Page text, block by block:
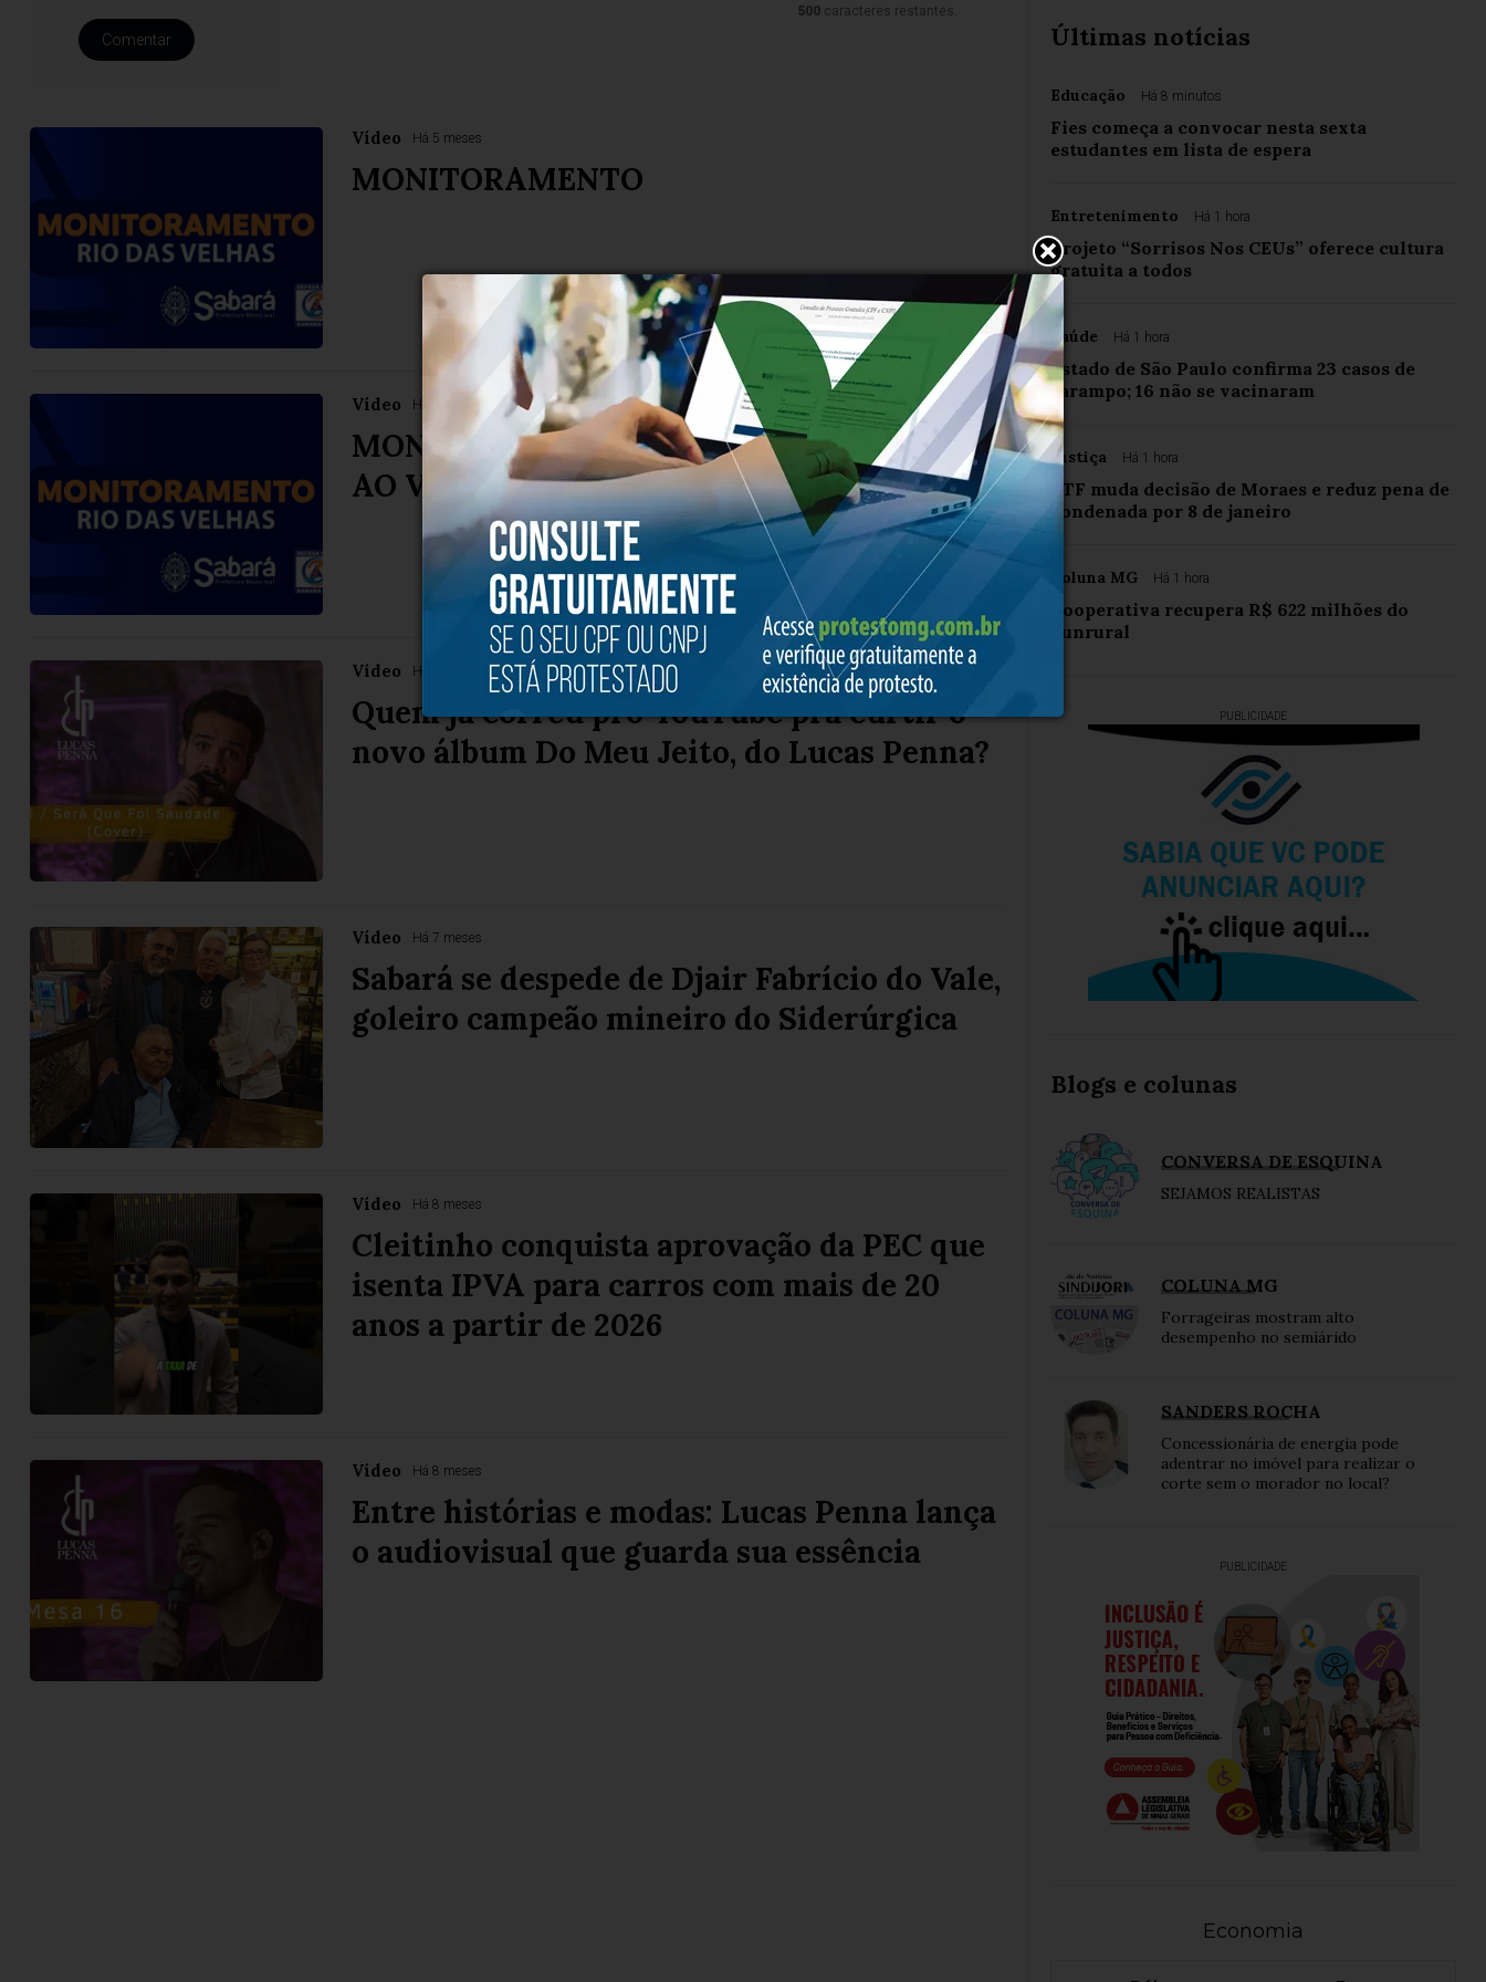
500caracteres restantes.
Comentar
Vídeo Há 5 meses
MONITORAMENTO
Vídeo Há 6 meses
MONITORAMENTO DO RIO DAS VELHAS
AO VIVO
Vídeo Há 7 meses
Quem já correu pro YouTube pra curtir o
novo álbum Do Meu Jeito, do Lucas Penna?
Vídeo Há 7 meses
Sabará se despede de Djair Fabrício do Vale,
goleiro campeão mineiro do Siderúrgica
Vídeo Há 8 meses
Cleitinho conquista aprovação da PEC que
isenta IPVA para carros com mais de 20
anos a partir de 2026
Vídeo Há 8 meses
Entre histórias e modas: Lucas Penna lança
o audiovisual que guarda sua essência
Últimas notícias
Educação Há 8 minutos
Fies começa a convocar nesta sexta
estudantes em lista de espera
Entretenimento Há 1 hora
Projeto “Sorrisos Nos CEUs” oferece cultura
gratuita a todos
Saúde Há 1 hora
Estado de São Paulo confirma 23 casos de
sarampo; 16 não se vacinaram
Justiça Há 1 hora
STF muda decisão de Moraes e reduz pena de
condenada por 8 de janeiro
Coluna MG Há 1 hora
Cooperativa recupera R$ 622 milhões do
Funrural
PUBLICIDADE
Blogs e colunas
CONVERSA DE ESQUINA
SEJAMOS REALISTAS
COLUNA MG
Forrageiras mostram alto
desempenho no semiárido
SANDERS ROCHA
Concessionária de energia pode
adentrar no imóvel para realizar o
corte sem o morador no local?
PUBLICIDADE
Economia